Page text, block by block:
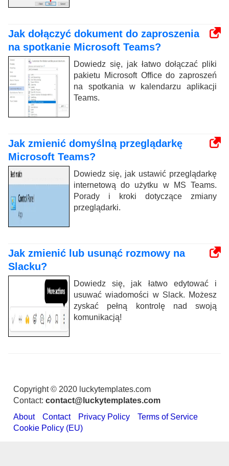
Jak dołączyć dokument do zaproszenia
na spotkanie Microsoft Teams?
Dowiedz się, jak łatwo dołączać pliki
pakietu Microsoft Office do zaproszeń
na spotkania w kalendarzu aplikacji
Teams.
Jak zmienić domyślną przeglądarkę
Microsoft Teams?
Dowiedz się, jak ustawić przeglądarkę
internetową do użytku w MS Teams.
Porady i kroki dotyczące zmiany
przeglądarki.
Jak zmienić lub usunąć rozmowy na
Slacku?
Dowiedz się, jak łatwo edytować i
usuwać wiadomości w Slack. Możesz
zyskać pełną kontrolę nad swoją
komunikacją!
Copyright © 2020 luckytemplates.com
Contact: contact@luckytemplates.com
About
Contact Privacy Policy
Terms of Service
Cookie Policy (EU)